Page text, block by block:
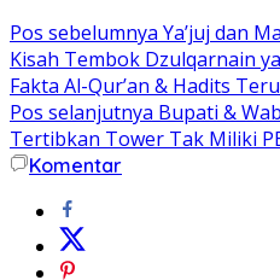
Pos sebelumnya Ya’juj dan
Kisah Tembok Dzulqarnain
Fakta Al-Qur’an & Hadits
Pos selanjutnya Bupati &
Tertibkan Tower Tak Miliki
Komentar